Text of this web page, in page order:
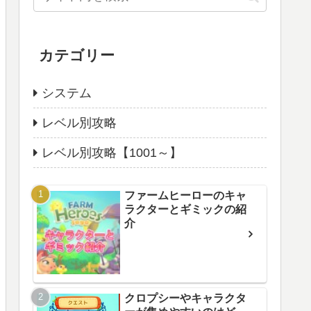
カテゴリー
システム
レベル別攻略
レベル別攻略【1001～】
ファームヒーローのキャ
ラクターとギミックの紹
介
クロプシーやキャラクタ